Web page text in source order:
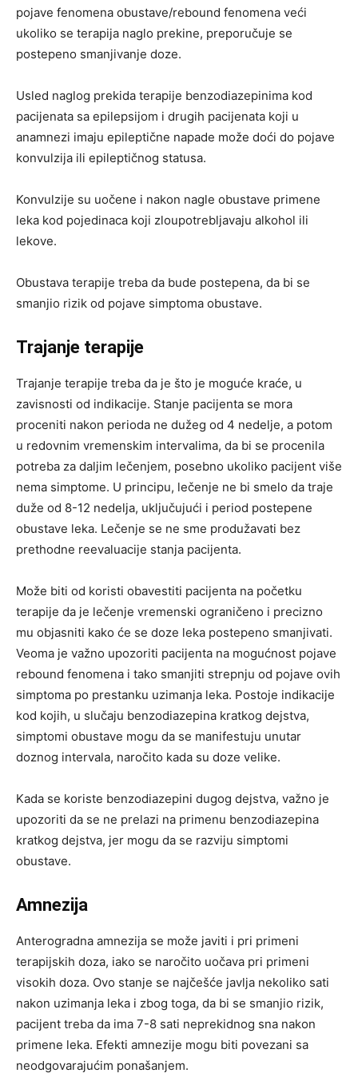
pojave fenomena obustave/rebound fenomena veći
ukoliko se terapija naglo prekine, preporučuje se
postepeno smanjivanje doze.
Usled naglog prekida terapije benzodiazepinima kod
pacijenata sa epilepsijom i drugih pacijenata koji u
anamnezi imaju epileptične napade može doći do pojave
konvulzija ili epileptičnog statusa.
Konvulzije su uočene i nakon nagle obustave primene
leka kod pojedinaca koji zloupotrebljavaju alkohol ili
lekove.
Obustava terapije treba da bude postepena, da bi se
smanjio rizik od pojave simptoma obustave.
Trajanje terapije
Trajanje terapije treba da je što je moguće kraće, u
zavisnosti od indikacije. Stanje pacijenta se mora
proceniti nakon perioda ne dužeg od 4 nedelje, a potom
u redovnim vremenskim intervalima, da bi se procenila
potreba za daljim lečenjem, posebno ukoliko pacijent više
nema simptome. U principu, lečenje ne bi smelo da traje
duže od 8-12 nedelja, uključujući i period postepene
obustave leka. Lečenje se ne sme produžavati bez
prethodne reevaluacije stanja pacijenta.
Može biti od koristi obavestiti pacijenta na početku
terapije da je lečenje vremenski ograničeno i precizno
mu objasniti kako će se doze leka postepeno smanjivati.
Veoma je važno upozoriti pacijenta na mogućnost pojave
rebound fenomena i tako smanjiti strepnju od pojave ovih
simptoma po prestanku uzimanja leka. Postoje indikacije
kod kojih, u slučaju benzodiazepina kratkog dejstva,
simptomi obustave mogu da se manifestuju unutar
doznog intervala, naročito kada su doze velike.
Kada se koriste benzodiazepini dugog dejstva, važno je
upozoriti da se ne prelazi na primenu benzodiazepina
kratkog dejstva, jer mogu da se razviju simptomi
obustave.
Amnezija
Anterogradna amnezija se može javiti i pri primeni
terapijskih doza, iako se naročito uočava pri primeni
visokih doza. Ovo stanje se najčešće javlja nekoliko sati
nakon uzimanja leka i zbog toga, da bi se smanjio rizik,
pacijent treba da ima 7-8 sati neprekidnog sna nakon
primene leka. Efekti amnezije mogu biti povezani sa
neodgovarajućim ponašanjem.